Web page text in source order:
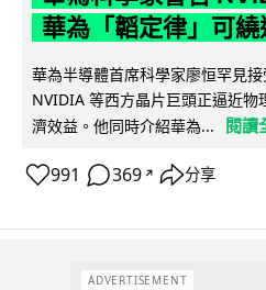
華為「韜定律」可
華為半導體首席科學家廖恒罕見
NVIDIA 等西方晶片巨頭正逼近
濟效益。他同時介紹華為...
閱讀
991 369 ↗ 分享
ADVERTISEMENT